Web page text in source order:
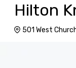
Hilton
501 West